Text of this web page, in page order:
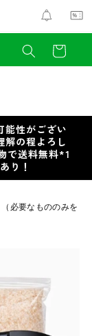
カ
ー
ト
能性がござい
解の程よろし
で送料無料*1
り！
必要なもののみを